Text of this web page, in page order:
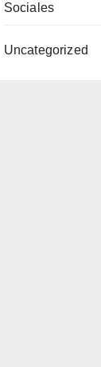
Sociales
Uncategorized